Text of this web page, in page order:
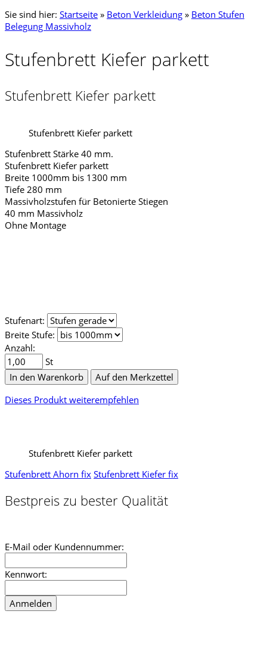
Sie sind hier: Startseite » Beton Verkleidung » Beton Stufen
Belegung Massivholz
Stufenbrett Kiefer parkett
Stufenbrett Kiefer parkett
Stufenbrett Kiefer parkett
Stufenbrett Stärke 40 mm.
Stufenbrett Kiefer parkett
Breite 1000mm bis 1300 mm
Tiefe 280 mm
Massivholzstufen für Betonierte Stiegen
40 mm Massivholz
Ohne Montage
Stufenart:
Breite Stufe:
Anzahl:
St
In den Warenkorb
Auf den Merkzettel
Dieses Produkt weiterempfehlen
Stufenbrett Kiefer parkett
Stufenbrett Ahorn fix Stufenbrett Kiefer fix
Bestpreis zu bester Qualität
E-Mail oder Kundennummer:
Kennwort: